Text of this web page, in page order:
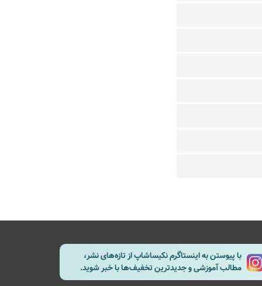
با پیوستن به اینستاگرم نکیساشاپ از تازه‌های نشر،
مطالب آموزشی و جدیدترین تخفیف‌ها با خبر شوید.